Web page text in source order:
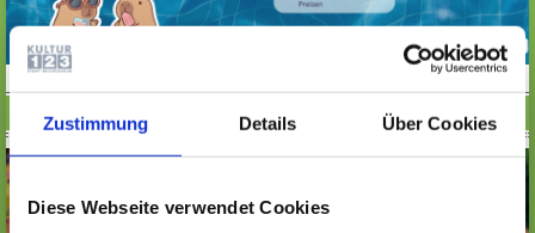
Zustimmung Details Über Cookies
Diese Webseite verwendet Cookies
JEDEN FREITAG IST POKÉ-TIME!